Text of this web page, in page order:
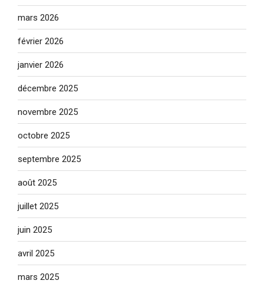
mars 2026
février 2026
janvier 2026
décembre 2025
novembre 2025
octobre 2025
septembre 2025
août 2025
juillet 2025
juin 2025
avril 2025
mars 2025